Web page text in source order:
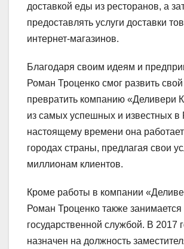
доставкой еды из ресторанов, а
предоставлять услуги доставки
интернет-магазинов.
Благодаря своим идеям и
Роман Троценко смог развить
превратить компанию «Деливери
из самых успешных и известных в
настоящему времени она
городах страны, предлагая свои
миллионам клиентов.
Кроме работы в компании
Роман Троценко также занимается
государственной службой. В 2017
назначен на должность